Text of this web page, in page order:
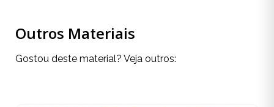
Outros Materiais
Gostou deste material? Veja outros: